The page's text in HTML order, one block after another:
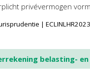
privévermogen
|
belasting-